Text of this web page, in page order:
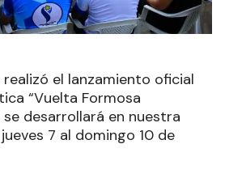
el lanzamiento oficial
“Vuelta Formosa
se desarrollará en nuestra
7 al domingo 10 de